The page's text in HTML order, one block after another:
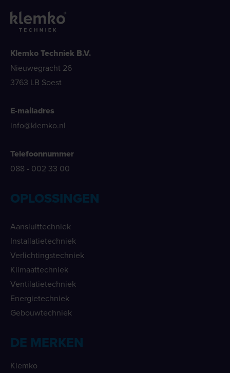
Klemko Techniek B.V.
Nieuwegracht 26
3763 LB Soest
E-mailadres
info@klemko.nl
Telefoonnummer
088 - 002 33 00
OPLOSSINGEN
Aansluittechniek
Installatietechniek
Verlichtingstechniek
Klimaattechniek
Ventilatietechniek
Energietechniek
Gebouwtechniek
DE MERKEN
Klemko